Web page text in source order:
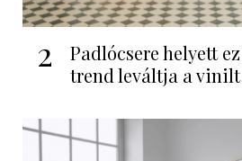
2
Padlócsere helyett
trend leváltja a vinilt